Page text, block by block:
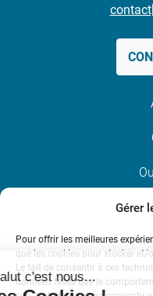
Gérer
Pour offrir les meilleures
que les cookies pour stocker
Le fait de consentir à ces
données telles que le